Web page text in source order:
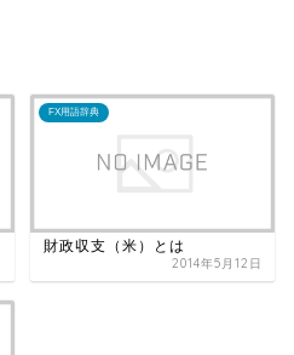
FX用語辞典
財政収支（米）とは
2014年5月12日